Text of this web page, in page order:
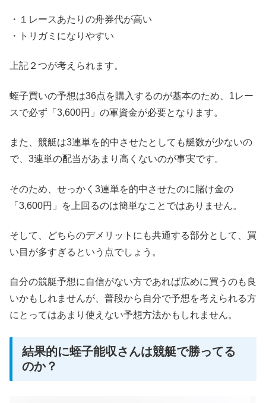
・１レースあたりの舟券代が高い
・トリガミになりやすい
上記２つが考えられます。
蛭子買いの予想は36点を購入するのが基本のため、1レー
スで必ず「3,600円」の軍資金が必要となります。
また、競艇は3連単を的中させたとしても艇数が少ないの
で、3連単の配当があまり高くないのが事実です。
そのため、せっかく3連単を的中させたのに賭け金の
「3,600円」を上回るのは簡単なことではありません。
そして、どちらのデメリットにも共通する部分として、買
い目が多すぎるという点でしょう。
自分の競艇予想に自信がない方であれば広めに買うのも良
いかもしれませんが、普段から自分で予想を考えられる方
にとってはあまり使えない予想方法かもしれません。
結果的に蛭子能収さんは競艇で勝ってる
のか？